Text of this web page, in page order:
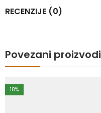
RECENZIJE (0)
Povezani proizvodi
18%